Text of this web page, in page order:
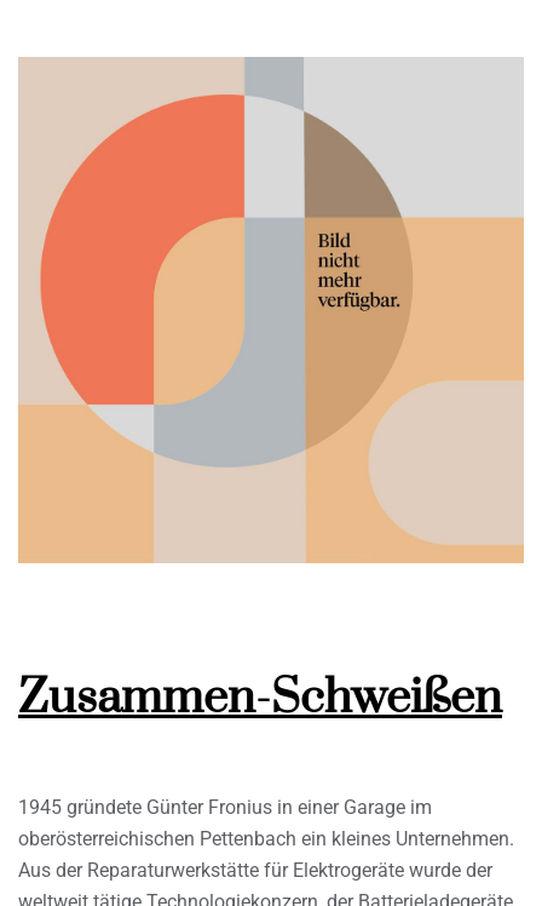
Zusammen-Schweißen
1945 gründete Günter Fronius in einer Garage im
oberösterreichischen Pettenbach ein kleines Unternehmen.
Aus der Reparaturwerkstätte für Elektrogeräte wurde der